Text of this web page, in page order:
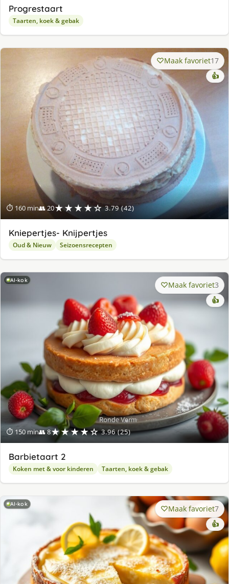
Progrestaart
Taarten, koek & gebak
⏱ 160 min👥 20★★★★☆ 3.79 (42)
Maak favoriet17
👍
Kniepertjes- Knijpertjes
Oud & Nieuw Seizoensrecepten
AI-kok
⏱ 150 min👥 8★★★★☆ 3.96 (25)
Maak favoriet3
👍
Barbietaart 2
Koken met & voor kinderen Taarten, koek & gebak
AI-kok Maak favoriet7
👍